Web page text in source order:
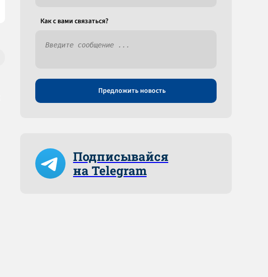
Как c вами связаться?
Предложить новость
Подписывайся
на Telegram